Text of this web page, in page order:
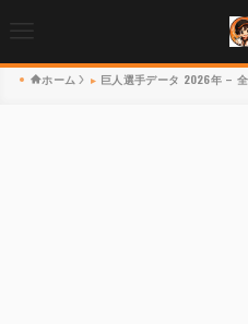
ホーム 巨人選手データ 2026年 –